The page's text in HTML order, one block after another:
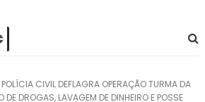
POLÍCIA CIVIL DEFLAGRA OPERAÇÃO TURMA DA
DROGAS, LAVAGEM DE DINHEIRO E POSSE